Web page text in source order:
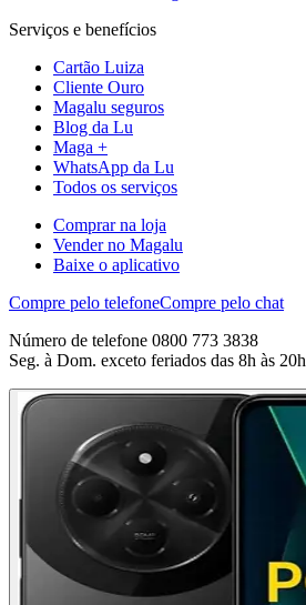
Serviços e benefícios
Cartão Luiza
Cliente Ouro
Magalu seguros
Blog da Lu
Maga +
WhatsApp da Lu
Todos os serviços
Comprar na loja
Vender no Magalu
Baixe o aplicativo
Compre pelo telefoneCompre pelo chat
Número de telefone 0800 773 3838
Seg. à Dom. exceto feriados das 8h às 20h